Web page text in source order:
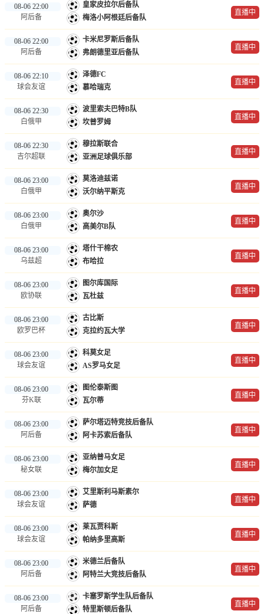
08-06 22:00
阿后备
皇家皮拉尔后备队
梅洛小阿根廷后备队
直播中
08-06 22:00
阿后备
卡米尼罗斯后备队
弗朗德里亚后备队
直播中
08-06 22:10
球会友谊
泽德FC
慕哈瑞克
直播中
08-06 22:30
白俄甲
波里索夫巴特B队
坎普罗姆
直播中
08-06 22:30
吉尔超联
穆拉斯联合
亚洲足球俱乐部
直播中
08-06 23:00
白俄甲
莫洛迪兹诺
沃尔纳平斯克
直播中
08-06 23:00
白俄甲
奥尔沙
高美尔B队
直播中
08-06 23:00
乌兹超
塔什干棉农
布哈拉
直播中
08-06 23:00
欧协联
图尔库国际
瓦杜兹
直播中
08-06 23:00
欧罗巴杯
古比斯
克拉约瓦大学
直播中
08-06 23:00
球会友谊
科莫女足
AS罗马女足
直播中
08-06 23:00
芬K联
图伦泰斯图
瓦尔蒂
直播中
08-06 23:00
阿后备
萨尔塔迈特竞技后备队
阿卡苏索后备队
直播中
08-06 23:00
秘女联
亚纳普马女足
梅尔加女足
直播中
08-06 23:00
球会友谊
艾里斯利马斯素尔
萨德
直播中
08-06 23:00
球会友谊
莱瓦贾科斯
帕纳多里高斯
直播中
08-06 23:00
阿后备
米德兰后备队
阿特兰大竞技后备队
直播中
08-06 23:00
阿后备
卡塞罗斯学生队后备队
特里斯顿后备队
直播中